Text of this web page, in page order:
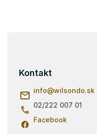
Kontakt
info@wilsondo.sk
02/222 007 01
Facebook